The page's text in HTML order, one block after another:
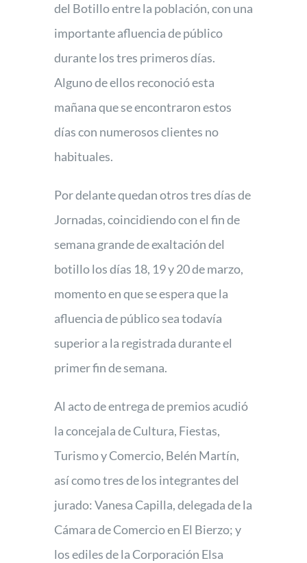
del Botillo entre la población, con una
importante afluencia de público
durante los tres primeros días.
Alguno de ellos reconoció esta
mañana que se encontraron estos
días con numerosos clientes no
habituales.
Por delante quedan otros tres días de
Jornadas, coincidiendo con el fin de
semana grande de exaltación del
botillo los días 18, 19 y 20 de marzo,
momento en que se espera que la
afluencia de público sea todavía
superior a la registrada durante el
primer fin de semana.
Al acto de entrega de premios acudió
la concejala de Cultura, Fiestas,
Turismo y Comercio, Belén Martín,
así como tres de los integrantes del
jurado: Vanesa Capilla, delegada de la
Cámara de Comercio en El Bierzo; y
los ediles de la Corporación Elsa